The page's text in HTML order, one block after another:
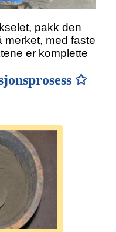
pakk den
merket, med faste
er komplette
✩